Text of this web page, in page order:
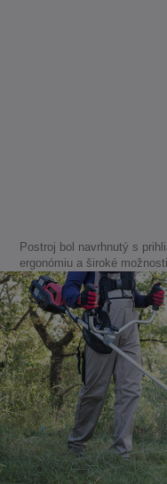
Postroj bol navrhnutý s
ergonómiu a široké